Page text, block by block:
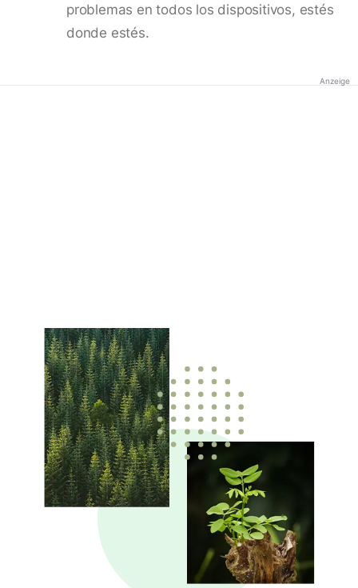
problemas en todos los dispositivos, estés
donde estés.
Anzeige